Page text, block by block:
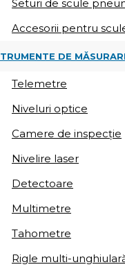
Seturi de scule
Accesorii pentru
DE
Telemetre
Niveluri optice
Camere de inspecție
Nivelire laser
Detectoare
Multimetre
Tahometre
Rigle multi-